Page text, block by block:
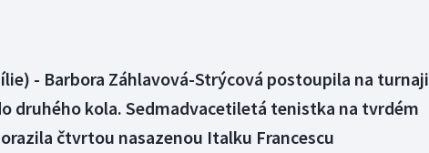
- Barbora Záhlavová-Strýcová postoupila na turnaji
druhého kola. Sedmadvacetiletá tenistka na tvrdém
čtvrtou nasazenou Italku Francescu